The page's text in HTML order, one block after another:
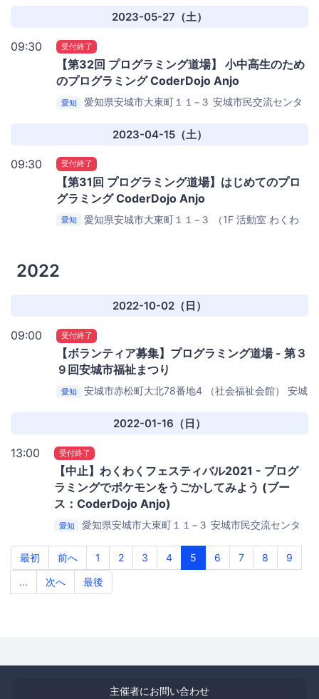
2023-05-27（土）
09:30 受付終了
【第32回 プログラミング道場】 小中高生のため
のプログラミング CoderDojo Anjo
愛知 愛知県安城市大東町１１−３ 安城市民交流センタ
2023-04-15（土）
09:30 受付終了
【第31回 プログラミング道場】はじめてのプロ
グラミング CoderDojo Anjo
愛知
愛知県安城市大東町１１−３ （1F 活動室 わくわ
2022
2022-10-02（日）
09:00 受付終了
【ボランティア募集】プログラミング道場 - 第３
９回安城市福祉まつり
愛知 安城市赤松町大北78番地4 （社会福祉会館）
安城
2022-01-16（日）
13:00 受付終了
【中止】わくわくフェスティバル2021 - プログ
ラミングでポケモンをうごかしてみよう (ブー
ス：CoderDojo Anjo)
愛知 愛知県安城市大東町１１−３ 安城市民交流センタ
最初
前へ 1 2 3 4 5 6 7 8
9
...
次へ 最後
主催者にお問い合わせ